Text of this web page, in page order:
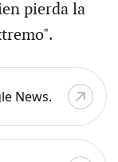
pierda la
News.